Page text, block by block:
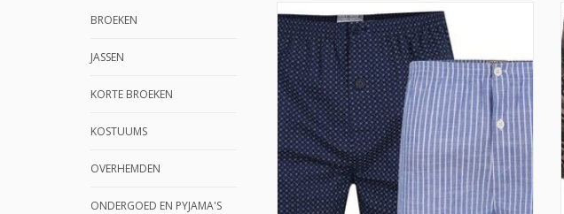
BROEKEN
JASSEN
KORTE BROEKEN
KOSTUUMS
OVERHEMDEN
ONDERGOED EN PYJAMA'S